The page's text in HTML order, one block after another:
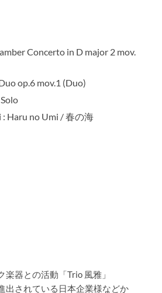
Concerto in D major 2 mov.
op.6 mov.1 (Duo)
Haru no Umi / 春の海
楽器との活動「Trio 風雅」
出されている日本企業様などか